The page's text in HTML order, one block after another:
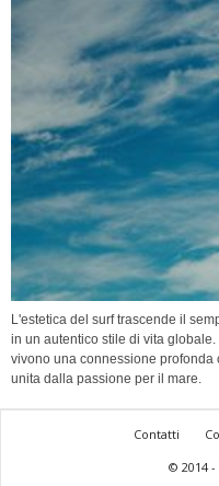
L'estetica del surf trascende il
in un autentico stile di vita
vivono una connessione
unita dalla passione per il mare.
Contatti
© 2014 -